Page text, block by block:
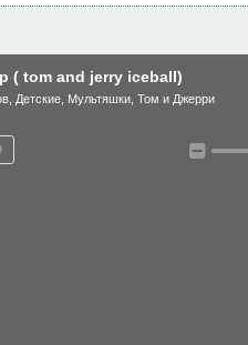
( tom and jerry iceball)
Детские Мультяшки Том и Джерри